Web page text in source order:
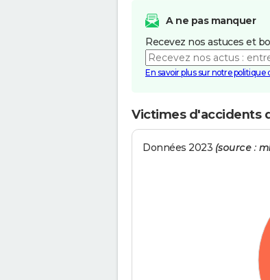
A ne pas manquer
Recevez nos astuces et
En savoir plus sur notre politique
Victimes d'accidents
Données 2023 (source :